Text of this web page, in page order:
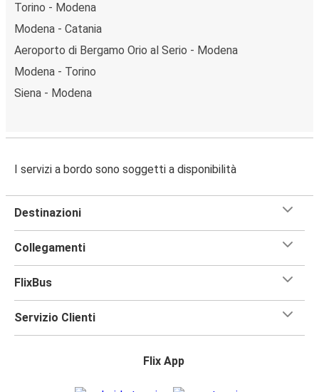
Torino - Modena
Modena - Catania
Aeroporto di Bergamo Orio al Serio - Modena
Modena - Torino
Siena - Modena
I servizi a bordo sono soggetti a disponibilità
Destinazioni
Collegamenti
FlixBus
Servizio Clienti
Flix App